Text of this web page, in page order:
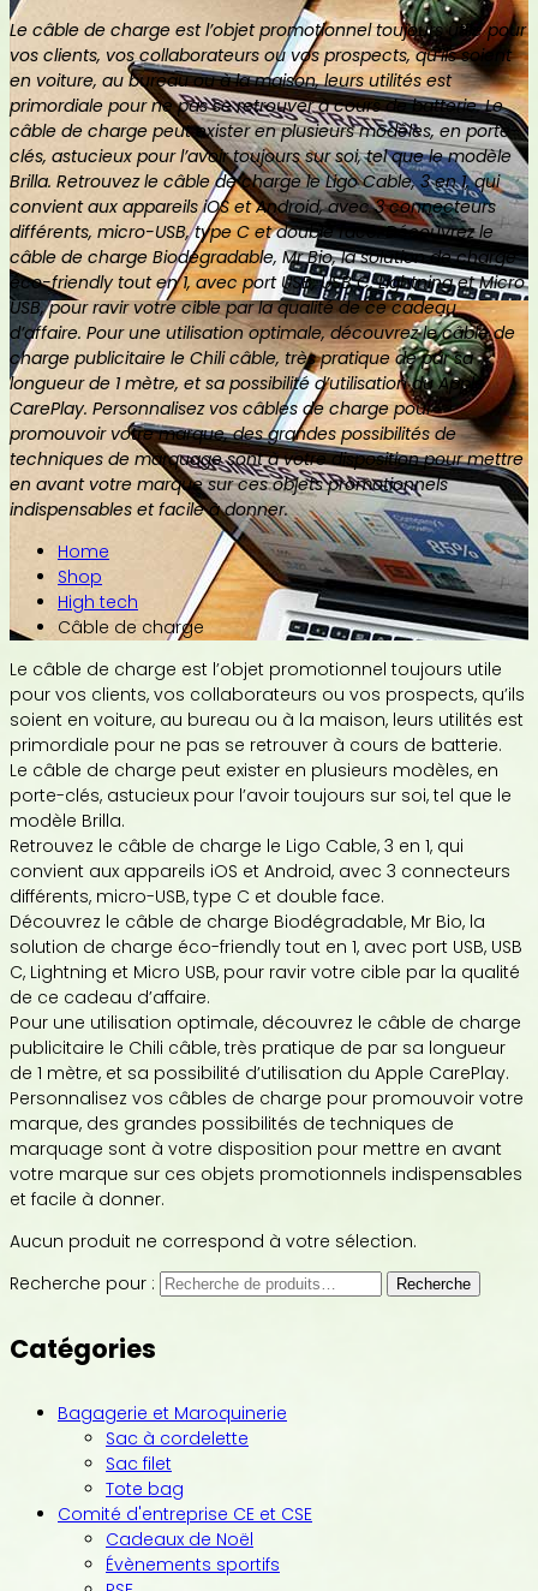
Le câble de charge est l’objet promotionnel toujours utile pour
vos clients, vos collaborateurs ou vos prospects, qu’ils soient
en voiture, au bureau ou à la maison, leurs utilités est
primordiale pour ne pas se retrouver à cours de batterie. Le
câble de charge peut exister en plusieurs modèles, en porte-
clés, astucieux pour l’avoir toujours sur soi, tel que le modèle
Brilla. Retrouvez le câble de charge le Ligo Cable, 3 en 1, qui
convient aux appareils iOS et Android, avec 3 connecteurs
différents, micro-USB, type C et double face. Découvrez le
câble de charge Biodégradable, Mr Bio, la solution de charge
éco-friendly tout en 1, avec port USB, USB C, Lightning et Micro
USB, pour ravir votre cible par la qualité de ce cadeau
d’affaire. Pour une utilisation optimale, découvrez le câble de
charge publicitaire le Chili câble, très pratique de par sa
longueur de 1 mètre, et sa possibilité d’utilisation du Apple
CarePlay. Personnalisez vos câbles de charge pour
promouvoir votre marque, des grandes possibilités de
techniques de marquage sont à votre disposition pour mettre
en avant votre marque sur ces objets promotionnels
indispensables et facile à donner.
Home
Shop
High tech
Câble de charge
Le câble de charge est l’objet promotionnel toujours utile
pour vos clients, vos collaborateurs ou vos prospects, qu’ils
soient en voiture, au bureau ou à la maison, leurs utilités est
primordiale pour ne pas se retrouver à cours de batterie.
Le câble de charge peut exister en plusieurs modèles, en
porte-clés, astucieux pour l’avoir toujours sur soi, tel que le
modèle Brilla.
Retrouvez le câble de charge le Ligo Cable, 3 en 1, qui
convient aux appareils iOS et Android, avec 3 connecteurs
différents, micro-USB, type C et double face.
Découvrez le câble de charge Biodégradable, Mr Bio, la
solution de charge éco-friendly tout en 1, avec port USB, USB
C, Lightning et Micro USB, pour ravir votre cible par la qualité
de ce cadeau d’affaire.
Pour une utilisation optimale, découvrez le câble de charge
publicitaire le Chili câble, très pratique de par sa longueur
de 1 mètre, et sa possibilité d’utilisation du Apple CarePlay.
Personnalisez vos câbles de charge pour promouvoir votre
marque, des grandes possibilités de techniques de
marquage sont à votre disposition pour mettre en avant
votre marque sur ces objets promotionnels indispensables
et facile à donner.
Aucun produit ne correspond à votre sélection.
Recherche pour :
Recherche
Catégories
Bagagerie et Maroquinerie
Sac à cordelette
Sac filet
Tote bag
Comité d'entreprise CE et CSE
Cadeaux de Noël
Évènements sportifs